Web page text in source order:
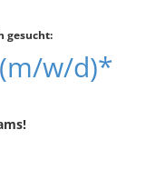
gesucht:
w/d)*